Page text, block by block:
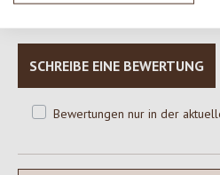
SCHREIBE EINE BEWERTUNG
Bewertungen nur in der